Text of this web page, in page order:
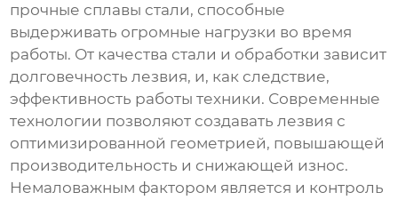
прочные сплавы стали, способные
выдерживать огромные нагрузки во время
работы. От качества стали и обработки зависит
долговечность лезвия, и, как следствие,
эффективность работы техники. Современные
технологии позволяют создавать лезвия с
оптимизированной геометрией, повышающей
производительность и снижающей износ.
Немаловажным фактором является и контроль